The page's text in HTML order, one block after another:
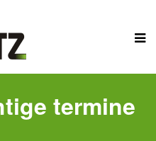
termine